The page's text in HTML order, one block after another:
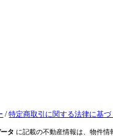
/特定商取引に関する法律に基
タ に記載の不動産情報は、物件